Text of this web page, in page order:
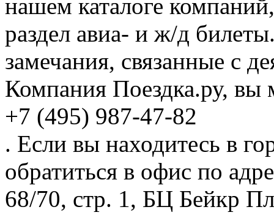
нашем каталоге
раздел авиа- и ж/д
замечания, связанные с
Компания Поездка.ру, вы
+7 (495) 987-47-82
. Если вы находитесь в
обратиться в офис по
68/70, стр. 1, БЦ Бейкр